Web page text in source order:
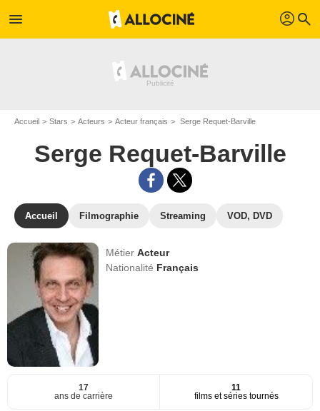
menu profil search
Accueil Stars Acteurs Acteur français Serge Requet-Barville
Serge Requet-Barville
Accueil Filmographie Streaming VOD, DVD
MétierActeur
Nationalité Français
17
ans de carrière
11
films et séries tournés